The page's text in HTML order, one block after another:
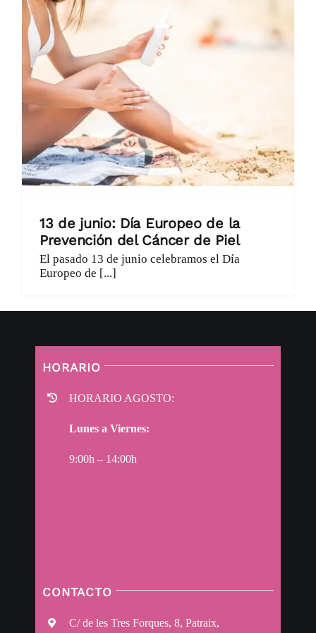
Catálogo
Promociones
Encargo Exprés
Blog
Contacto
13 de junio: Día Europeo de la
Prevención del Cáncer de Piel
El pasado 13 de junio celebramos el Día
Europeo de [...]
HORARIO
HORARIO AGOSTO:
Lunes a Viernes:
9:00h – 14:00h
CONTACTO
C/ de les Tres Forques, 8, Patraix,